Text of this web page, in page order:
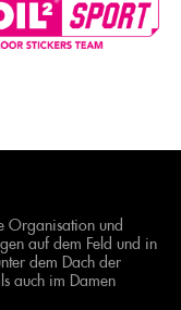
Organisation und
auf dem Feld und in
dem Dach der
auch im Damen